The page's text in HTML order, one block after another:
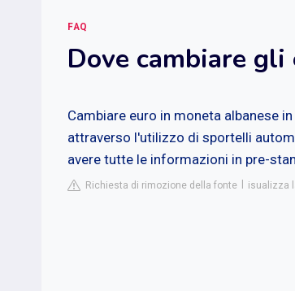
FAQ
Dove cambiare
Cambiare euro in moneta albanese
attraverso l'utilizzo di sportelli
avere tutte le informazioni in pre-
Richiesta di rimozione della fonte isualizza